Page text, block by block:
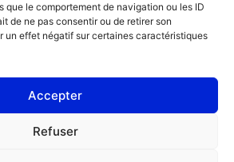
que le comportement de navigation ou les ID
de ne pas consentir ou de retirer son
un effet négatif sur certaines caractéristiques
Accepter
Refuser